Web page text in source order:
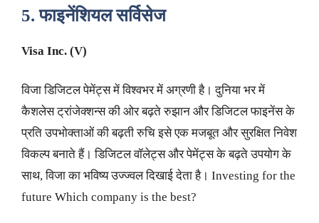
5.फाइनेंशियल सर्विसेज
Visa Inc. (V)
विजा डिजिटल पेमेंट्स में विश्वभर में अग्रणी है। दुनिया भर में
कैशलेस ट्रांजेक्शन्स की ओर बढ़ते रुझान और डिजिटल फाइनेंस के
प्रति उपभोक्ताओं की बढ़ती रुचि इसे एक मजबूत और सुरक्षित निवेश
विकल्प बनाते हैं। डिजिटल वॉलेट्स और पेमेंट्स के बढ़ते उपयोग के
साथ, विजा का भविष्य उज्ज्वल दिखाई देता है। Investing for the
future Which company is the best?